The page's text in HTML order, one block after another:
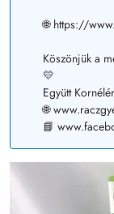
🌐 https://
Köszönjük a
💛
Együtt
🌐
📘